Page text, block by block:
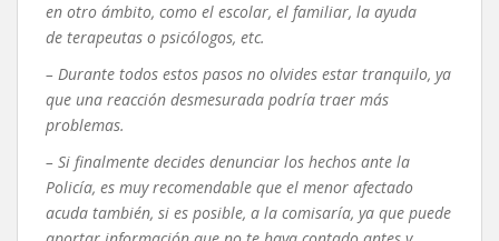
en otro ámbito, como el escolar, el familiar, la ayuda
de terapeutas o psicólogos, etc.
– Durante todos estos pasos no olvides estar tranquilo, ya
que una reacción desmesurada podría traer más
problemas.
– Si finalmente decides denunciar los hechos ante la
Policía, es muy recomendable que el menor afectado
acuda también, si es posible, a la comisaría, ya que puede